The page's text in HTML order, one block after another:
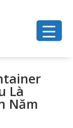
Là
Năm